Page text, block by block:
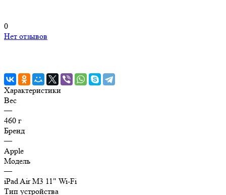
0
Нет отзывов
Характеристики
Вес
—
460 г
Бренд
—
Apple
Модель
—
iPad Air M3 11" Wi-Fi
Тип устройства